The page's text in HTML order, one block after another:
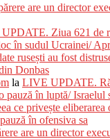
are un director
Ziua 621 de
în sudul Ucrainei/
rusești au fost
Donbas
la LIVE UPDATE.
pauză în luptă/ Israelul
ce privește
în ofensiva sa
are un director